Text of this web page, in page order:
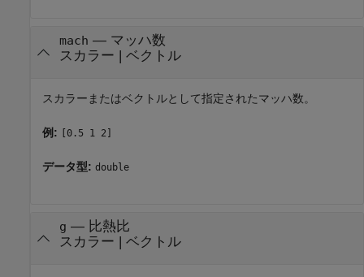
mach — マッハ数
スカラー | ベクトル
スカラーまたはベクトルとして指定されたマッハ数。
例: [0.5 1 2]
データ型: double
g — 比熱比
スカラー | ベクトル